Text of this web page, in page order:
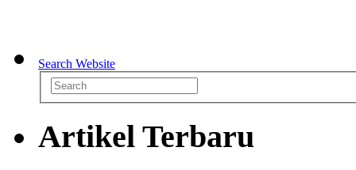
Search Website
Artikel Terbaru